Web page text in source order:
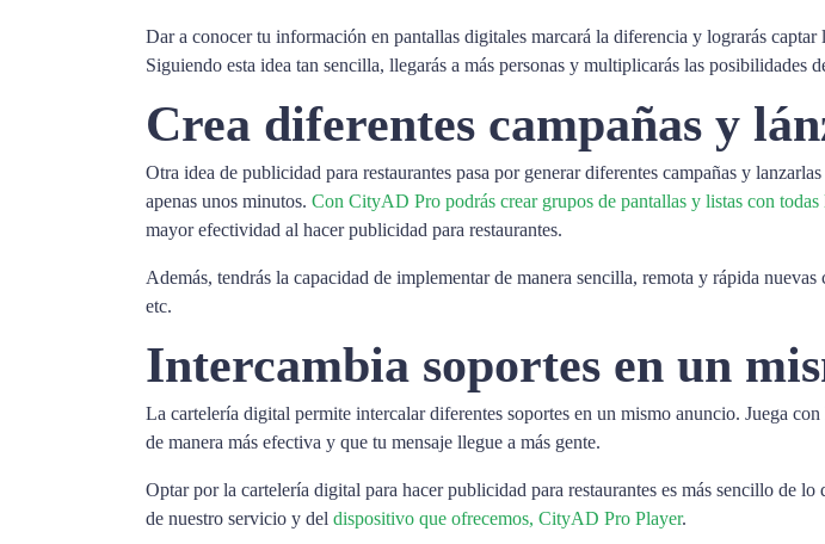
Dar a conocer tu información en pantallas digitales marcará la diferencia y lograrás
Siguiendo esta idea tan sencilla, llegarás a más personas y multiplicarás las posibilidades
Crea diferentes campañas y
Otra idea de publicidad para restaurantes pasa por generar diferentes campañas y
apenas unos minutos. Con CityAD Pro podrás crear grupos de pantallas y listas con todas
mayor efectividad al hacer publicidad para restaurantes.
Además, tendrás la capacidad de implementar de manera sencilla, remota y rápida
etc.
Intercambia soportes en un
La cartelería digital permite intercalar diferentes soportes en un mismo anuncio. Juega
de manera más efectiva y que tu mensaje llegue a más gente.
Optar por la cartelería digital para hacer publicidad para restaurantes es más sencillo de
de nuestro servicio y del dispositivo que ofrecemos, CityAD Pro Player.